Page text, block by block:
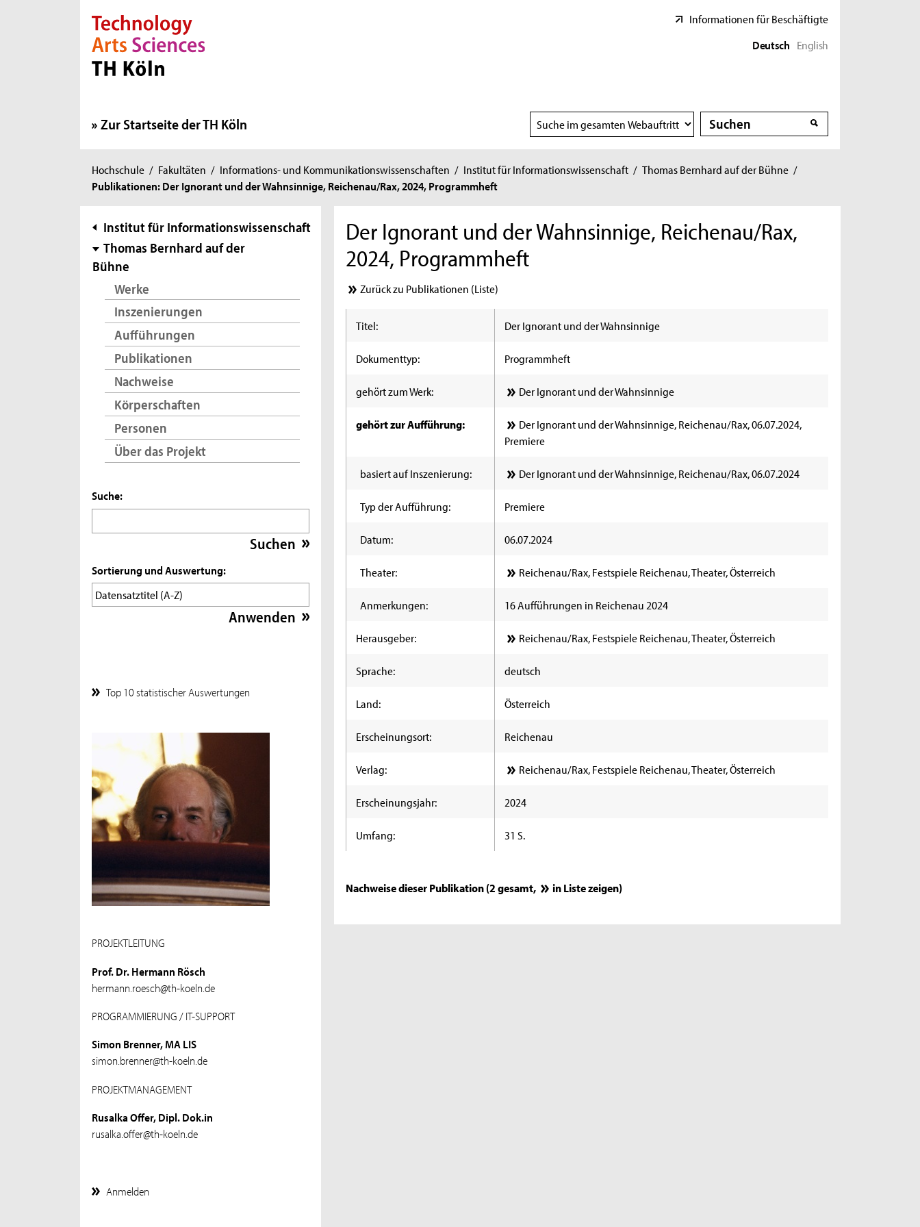
Direkt zur Hauptnavigation
Direkt zur Subnavigation
Direkt zum Inhalt
Direkt zum Fußbereich
Informationen für Beschäftigte
Deutsch English
Zur Startseite der TH Köln
Suchbereich
wählen
Suche
Suche
Sie
sind
Hochschule / Fakultäten / Informations- und Kommunikationswissenschaften / Institut für Informationswissenschaft / Thomas Bernhard auf der Bühne /
Publikationen: Der Ignorant und der Wahnsinnige, Reichenau/Rax, 2024, Programmheft
Subnavigation
Institut für Informationswissenschaft
Thomas Bernhard auf der
Bühne
Werke
Inszenierungen
Aufführungen
Publikationen
Nachweise
Körperschaften
Personen
Über das Projekt
Suche:
Sortierung und Auswertung:
Top 10 statistischer Auswertungen
PROJEKTLEITUNG
Prof. Dr. Hermann Rösch
hermann.roesch@th-koeln.de
PROGRAMMIERUNG / IT-SUPPORT
Simon Brenner, MA LIS
simon.brenner@th-koeln.de
PROJEKTMANAGEMENT
Rusalka Offer, Dipl. Dok.in
rusalka.offer@th-koeln.de
Anmelden
Der Ignorant und der Wahnsinnige, Reichenau/Rax,
2024, Programmheft
Zurück zu Publikationen (Liste)
Titel: Der Ignorant und der Wahnsinnige
Dokumenttyp: Programmheft
gehört zum Werk: Der Ignorant und der Wahnsinnige
gehört zur Aufführung:
Der Ignorant und der Wahnsinnige, Reichenau/Rax, 06.07.2024,
Premiere
basiert auf Inszenierung: Der Ignorant und der Wahnsinnige, Reichenau/Rax, 06.07.2024
Typ der Aufführung: Premiere
Datum: 06.07.2024
Theater: Reichenau/Rax, Festspiele Reichenau, Theater, Österreich
Anmerkungen: 16 Aufführungen in Reichenau 2024
Herausgeber: Reichenau/Rax, Festspiele Reichenau, Theater, Österreich
Sprache: deutsch
Land: Österreich
Erscheinungsort: Reichenau
Verlag: Reichenau/Rax, Festspiele Reichenau, Theater, Österreich
Erscheinungsjahr: 2024
Umfang: 31 S.
Nachweise dieser Publikation (2 gesamt, in Liste zeigen)